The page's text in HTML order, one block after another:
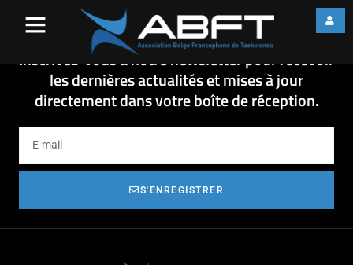
OCC POOMSE 2012
Inscrivez-vous à notre newsletter pour recevoir
les dernières actualités et mises à jour
directement dans votre boîte de réception.
S'ENREGISTRER